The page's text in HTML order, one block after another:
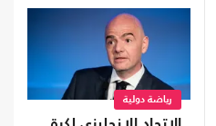
رياضة دولية